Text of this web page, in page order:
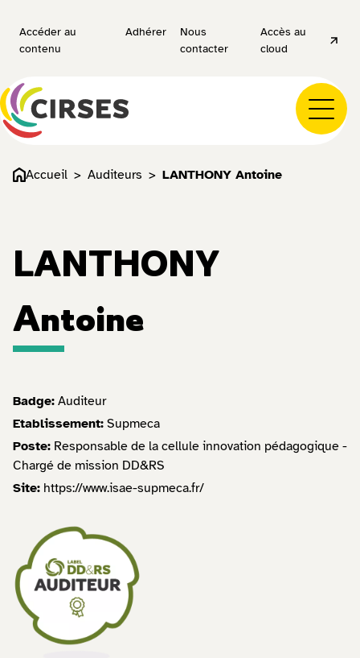
Accéder au
contenu
Adhérer
Nous
contacter
Accès au
cloud
Accueil Auditeurs LANTHONY Antoine
LANTHONY
Antoine
Badge: Auditeur
Etablissement: Supmeca
Poste: Responsable de la cellule innovation pédagogique -
Chargé de mission DD&RS
Site: https://www.isae-supmeca.fr/